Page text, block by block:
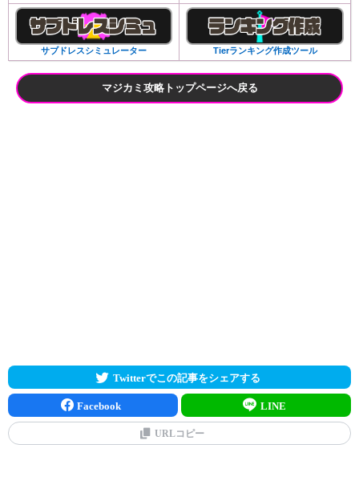
サブドレスシミュレーター Tierランキング作成ツール
マジカミ攻略トップページへ戻る
Twitterでこの記事をシェアする
Facebook LINE
URLコピー